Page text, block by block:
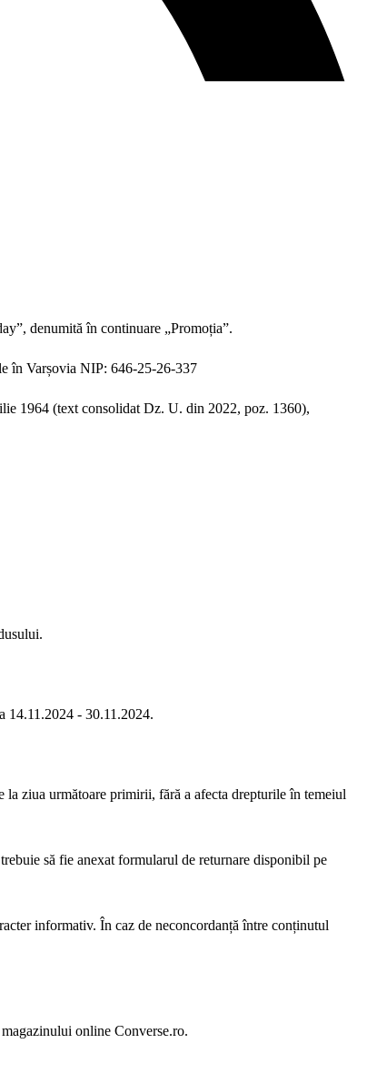
denumită în continuare „Promoția”.
în Varșovia NIP: 646-25-26-337
1964 (text consolidat Dz. U. din 2022, poz. 1360),
14.11.2024 - 30.11.2024.
ziua următoare primirii, fără a afecta drepturile în temeiul
să fie anexat formularul de returnare disponibil pe
informativ. În caz de neconcordanță între conținutul
online Converse.ro.